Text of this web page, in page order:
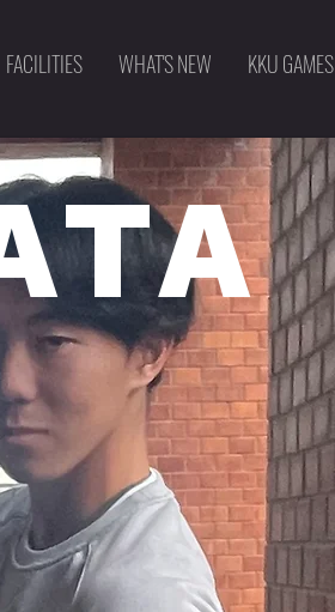
FACILITIES WHAT'S NEW KKU GAMES